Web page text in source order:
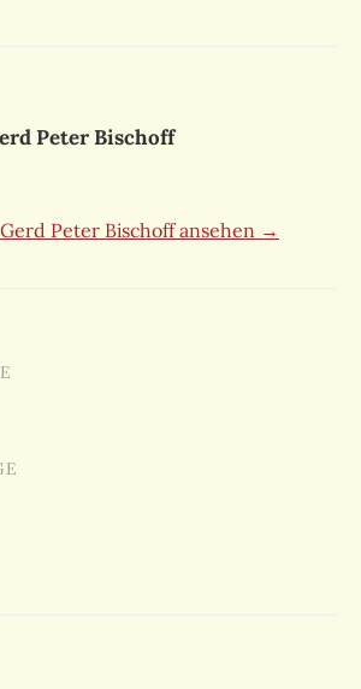
Peter Bischoff
Peter Bischoff ansehen →